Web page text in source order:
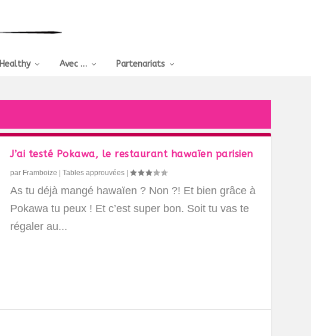
Healthy Avec … Partenariats
J’ai testé Pokawa, le restaurant hawaïen parisien
par Framboize |Tables approuvées |
As tu déjà mangé hawaïen ? Non ?! Et bien grâce à
Pokawa tu peux ! Et c’est super bon. Soit tu vas te
régaler au...